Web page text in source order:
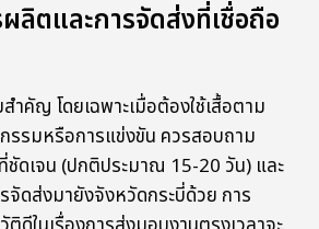
ผลิตและการจัดส่งที่เชื่อถือ
สำคัญ โดยเฉพาะเมื่อต้องใช้เสื้อตาม
รรมหรือการแข่งขัน ควรสอบถาม
ชัดเจน (ปกติประมาณ 15-20 วัน) และ
จัดส่งมายังจังหวัดกระบี่ด้วย การ